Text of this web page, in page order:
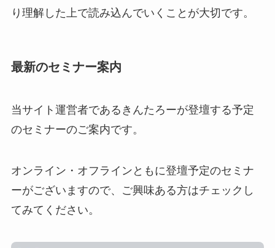
り理解した上で読み込んでいくことが大切です。
最新のセミナー案内
当サイト運営者であるきんたろーが登壇する予定
のセミナーのご案内です。
オンライン・オフラインともに登壇予定のセミナ
ーがございますので、ご興味ある方はチェックし
てみてください。